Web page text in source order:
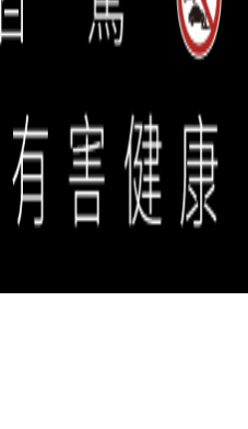
2026 eslite spectrum all rights